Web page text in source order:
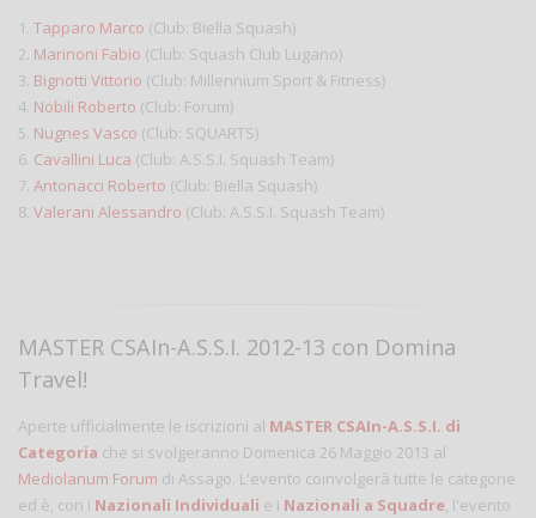
1. Tapparo Marco (Club: Biella Squash)
2. Marinoni Fabio (Club: Squash Club Lugano)
3. Bignotti Vittorio (Club: Millennium Sport & Fitness)
4. Nobili Roberto (Club: Forum)
5. Nugnes Vasco (Club: SQUARTS)
6. Cavallini Luca (Club: A.S.S.I. Squash Team)
7. Antonacci Roberto (Club: Biella Squash)
8. Valerani Alessandro (Club: A.S.S.I. Squash Team)
MASTER CSAIn-A.S.S.I. 2012-13 con Domina
Travel!
Aperte ufficialmente le iscrizioni al MASTER CSAIn-A.S.S.I. di
Categoria che si svolgeranno Domenica 26 Maggio 2013 al
Mediolanum Forum di Assago. L'evento coinvolgerà tutte le categorie
ed è, con i Nazionali Individuali e i Nazionali a Squadre, l'evento